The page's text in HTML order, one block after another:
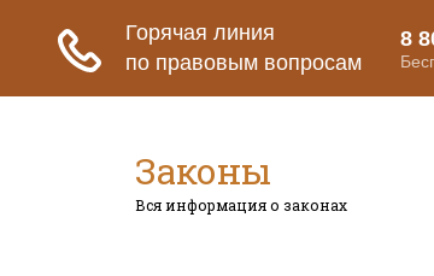
Законы
Вся информация о законах